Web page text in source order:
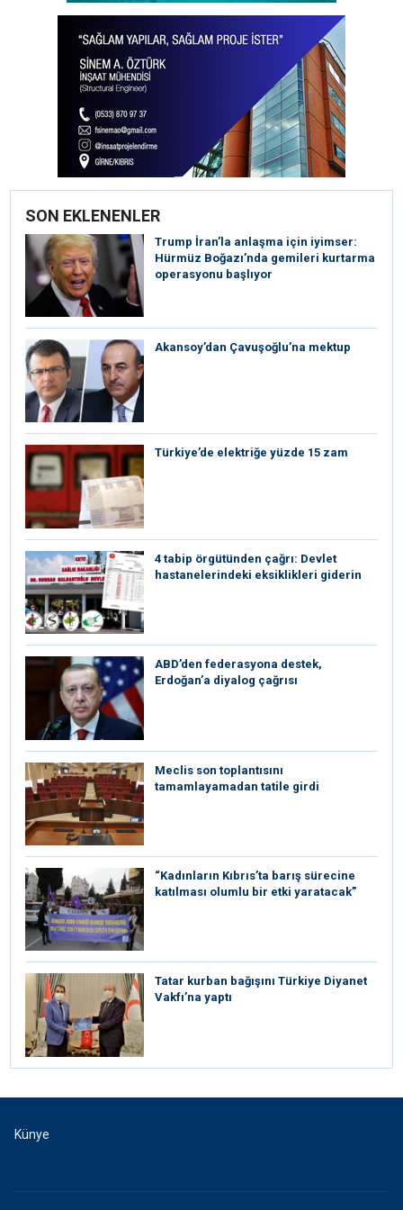
SON EKLENENLER
Trump İran’la anlaşma için iyimser:
Hürmüz Boğazı’nda gemileri kurtarma
operasyonu başlıyor
Akansoy’dan Çavuşoğlu’na mektup
Türkiye’de elektriğe yüzde 15 zam
4 tabip örgütünden çağrı: Devlet
hastanelerindeki eksiklikleri giderin
ABD’den federasyona destek,
Erdoğan’a diyalog çağrısı
Meclis son toplantısını
tamamlayamadan tatile girdi
“Kadınların Kıbrıs’ta barış sürecine
katılması olumlu bir etki yaratacak”
Tatar kurban bağışını Türkiye Diyanet
Vakfı’na yaptı
Künye